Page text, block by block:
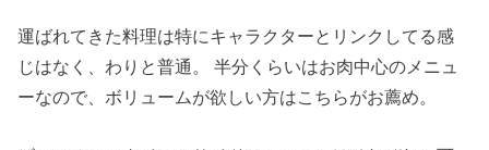
運ばれてきた料理は特にキャラクターとリンクしてる感
じはなく、わりと普通。 半分くらいはお肉中心のメニュ
ーなので、ボリュームが欲しい方はこちらがお薦め。